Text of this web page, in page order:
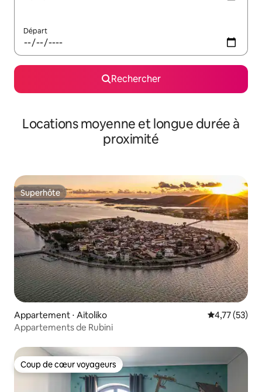
Départ
Rechercher
Locations moyenne et longue durée à
proximité
Superhôte
Superhôte
Appartement ⋅ Aitoliko Évaluation
4,77 (53)
Appartements de Rubini
Coup de cœur voyageurs
Coup de cœur voyageurs